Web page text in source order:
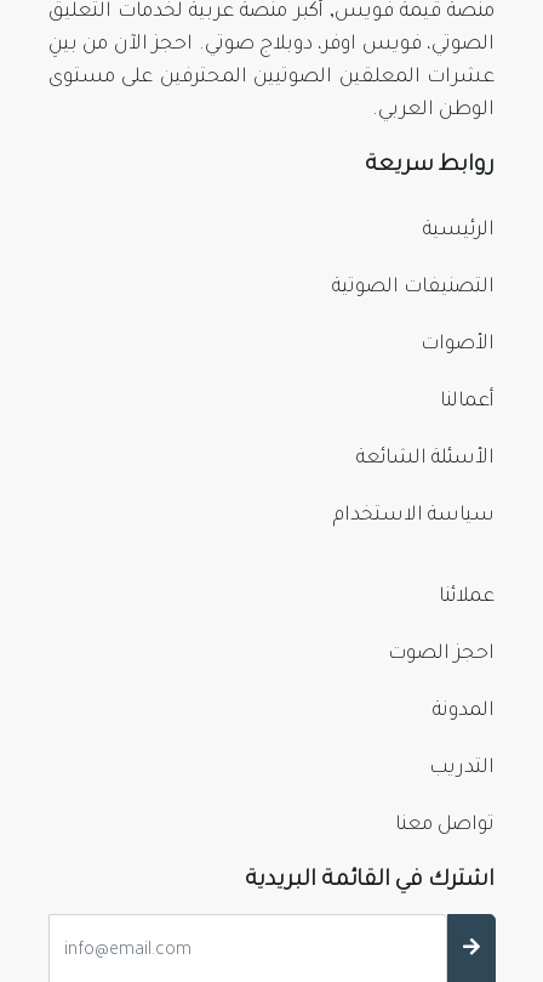
منصة قيمة فويس, أكبر منصة عربية لخدمات التعليق
الصوتي، فويس اوفر، دوبلاج صوتي. احجز الآن من بينِ
عشرات المعلقين الصوتيين المحترفين على مستوى
الوطن العربي.
روابط سريعة
الرئيسية
التصنيفات الصوتية
الأصوات
أعمالنا
الأسئلة الشائعة
سياسة الاستخدام
عملائنا
احجز الصوت
المدونة
التدريب
تواصل معنا
اشترك في القائمة البريدية